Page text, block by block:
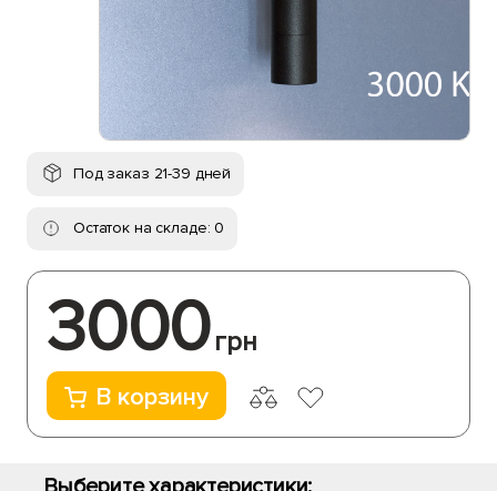
Под заказ 21-39 дней
Остаток на складе: 0
3000грн
В корзину